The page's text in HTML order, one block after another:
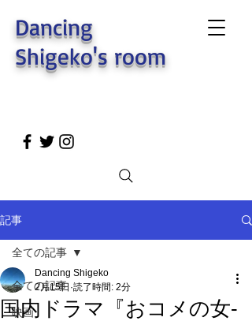
Dancing
Shigeko's room
記事
全ての記事
映画
全ての記事
国内ドラマ『おコメの女-
Dancing Shigeko
2月15日 読了時間: 2分